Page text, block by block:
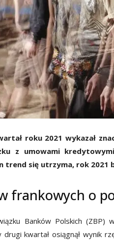
roku 2021 wykazał
z umowami
trend się utrzyma, rok
frankowych o
Banków Polskich
kwartał osiągnął wynik